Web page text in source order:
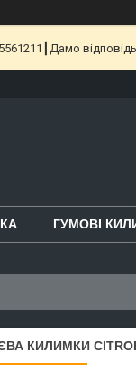
ГУМОВІ
КИЛИМКИ